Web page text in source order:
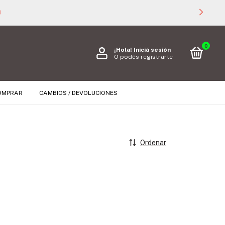
¡Hola! Iniciá sesión
O podés registrarte
0
CAMBIOS / DEVOLUCIONES
Ordenar